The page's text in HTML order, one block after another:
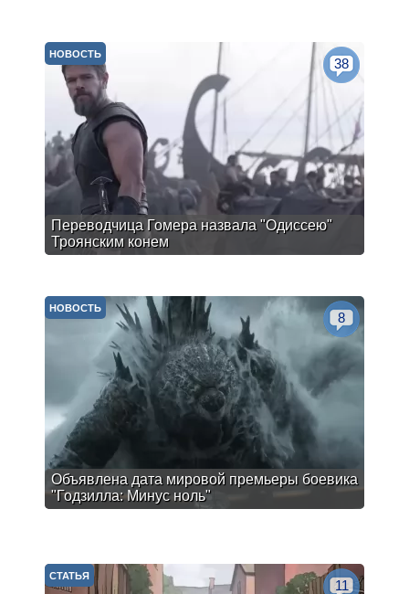
Переводчица Гомера назвала "Одиссею"
Троянским конем
НОВОСТЬ
38
Объявлена дата мировой премьеры боевика
"Годзилла: Минус ноль"
НОВОСТЬ
8
СТАТЬЯ
11